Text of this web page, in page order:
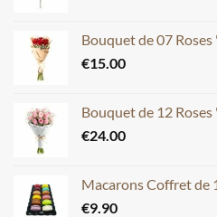
Bouquet de 07 Roses
€15.00
Bouquet de 12 Roses
€24.00
Macarons Coffret de
€9.90